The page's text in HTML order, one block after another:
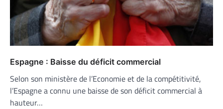
Espagne : Baisse du déficit commercial
Selon son ministère de l’Economie et de la compétitivité,
l’Espagne a connu une baisse de son déficit commercial à
hauteur…